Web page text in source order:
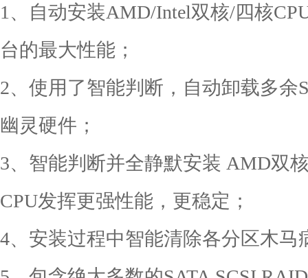
1、自动安装AMD/Intel双核/四核
台的最大性能；
2、使用了智能判断，自动卸载多余
幽灵硬件；
3、智能判断并全静默安装 AMD双
CPU发挥更强性能，更稳定；
4、安装过程中智能清除各分区木马